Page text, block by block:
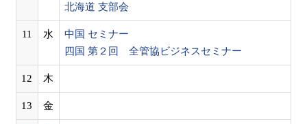
北海道 支部会
11 水
中国 セミナー
四国 第２回 全管協ビジネスセミナー
12 木
13 金